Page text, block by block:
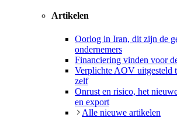
Artikelen
Oorlog in Iran, dit zijn de
ondernemers
Financiering vinden voor
Verplichte AOV uitgesteld
zelf
Onrust en risico, het
en export
Alle nieuwe artikelen